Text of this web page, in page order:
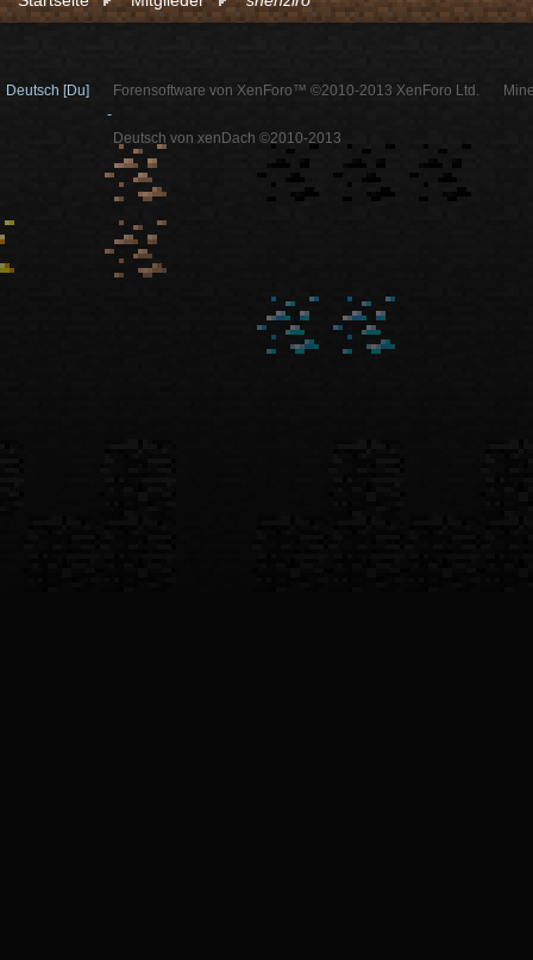
Deutsch [Du]
Forensoftware von XenForo™ ©2010-2013 XenForo Ltd.
-
Deutsch von xenDach ©2010-2013